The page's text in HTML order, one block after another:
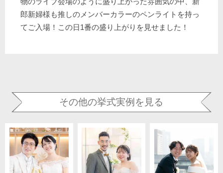
郎新婦様も推しのメンバーカラーのペンライトを持っ
てご入場！この日1番の盛り上がりを見せました！
その他の挙式実例を見る